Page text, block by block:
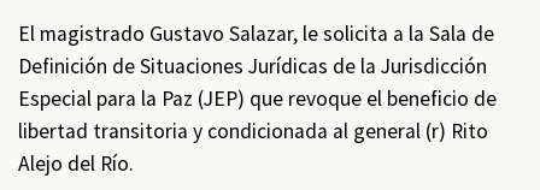
El magistrado Gustavo Salazar, le solicita a la Sala de
Definición de Situaciones Jurídicas de la Jurisdicción
Especial para la Paz (JEP) que revoque el beneficio de
libertad transitoria y condicionada al general (r) Rito
Alejo del Río.